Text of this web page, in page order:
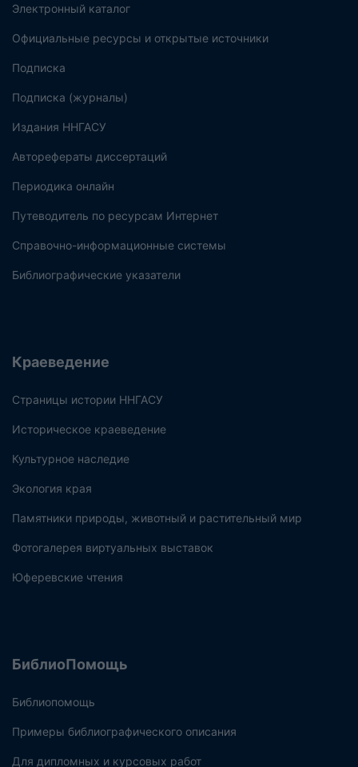
Электронный каталог
Официальные ресурсы и открытые источники
Подписка
Подписка (журналы)
Издания ННГАСУ
Авторефераты диссертаций
Периодика онлайн
Путеводитель по ресурсам Интернет
Справочно-информационные системы
Библиографические указатели
Краеведение
Страницы истории ННГАСУ
Историческое краеведение
Культурное наследие
Экология края
Памятники природы, животный и растительный мир
Фотогалерея виртуальных выставок
Юферевские чтения
БиблиоПомощь
Библиопомощь
Примеры библиографического описания
Для дипломных и курсовых работ